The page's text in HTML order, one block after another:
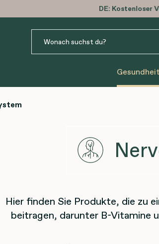
DE: Kostenloser
Hier finden Sie Produkte, die zu
beitragen, darunter B-Vitamine